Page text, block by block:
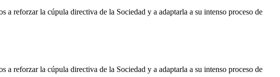
reforzar la cúpula directiva de la Sociedad y a adaptarla a su intenso proceso de
reforzar la cúpula directiva de la Sociedad y a adaptarla a su intenso proceso de